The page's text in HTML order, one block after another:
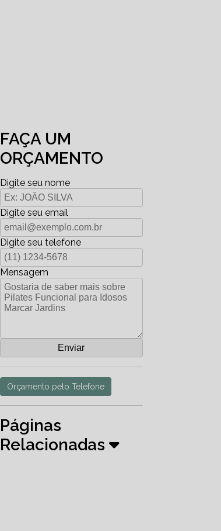
FAÇA UM
ORÇAMENTO
Digite seu nome
Digite seu email
Digite seu telefone
Mensagem
Orçamento pelo Telefone
Páginas
Relacionadas